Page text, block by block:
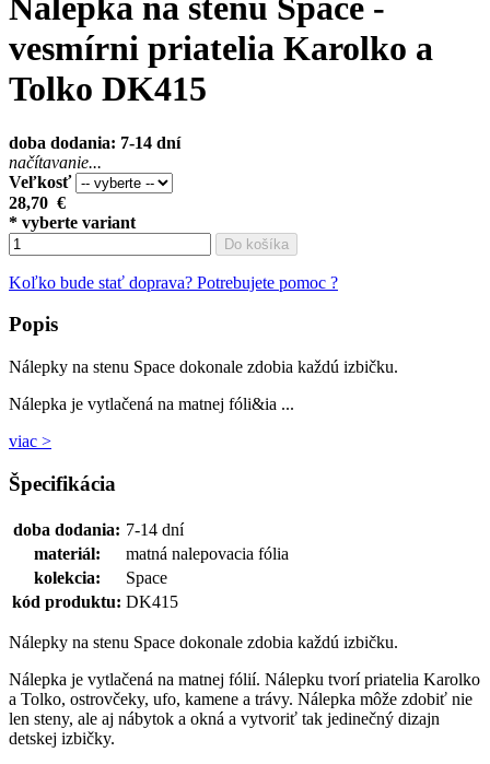
vesmírni priatelia Karolko a
Tolko DK415
doba dodania: 7-14 dní
načítavanie...
Veľkosť
28,70 €
* vyberte variant
Do košíka
Koľko bude stať doprava? Potrebujete pomoc ?
Popis
Nálepky na stenu Space dokonale zdobia každú izbičku.
Nálepka je vytlačená na matnej fóli&ia ...
viac >
Špecifikácia
doba dodania: 7-14 dní
materiál:
matná nalepovacia fólia
kolekcia:
Space
kód produktu: DK415
Nálepky na stenu Space dokonale zdobia každú izbičku.
Nálepka je vytlačená na matnej fólií. Nálepku tvorí priatelia Karolko
a Tolko, ostrovčeky, ufo, kamene a trávy. Nálepka môže zdobiť nie
len steny, ale aj nábytok a okná a vytvoriť tak jedinečný dizajn
detskej izbičky.